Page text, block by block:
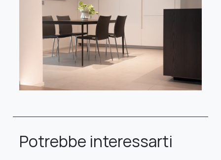
Potrebbe interessarti